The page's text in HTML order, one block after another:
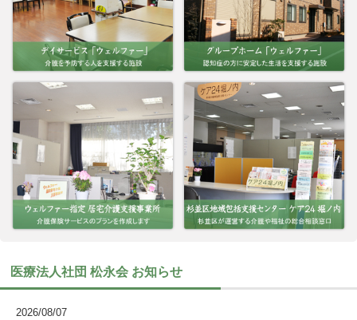
医療法人社団 松永会 お知らせ
2026/08/07